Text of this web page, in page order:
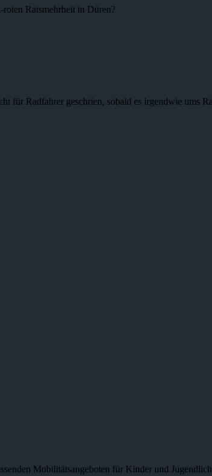
Ratsmehrheit in Düren?
Radfahrer geschrien, sobald es irgendwie ums
Mobilitätsangeboten für Kinder und